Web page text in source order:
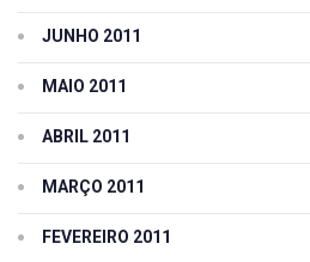
JUNHO 2011
MAIO 2011
ABRIL 2011
MARÇO 2011
FEVEREIRO 2011